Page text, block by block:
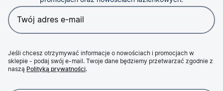
Jeśli chcesz otrzymywać informacje o nowościach i promocjach w
sklepie - podaj swój e-mail. Twoje dane będziemy przetwarzać zgodnie z
naszą Polityką prywatności.